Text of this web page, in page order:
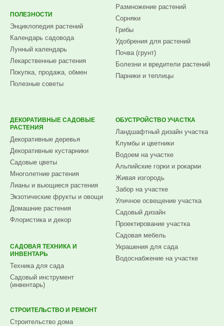
ПОЛЕЗНОСТИ
Энциклопедия растений
Календарь садовода
Лунный календарь
Лекарственные растения
Покупка, продажа, обмен
Полезные советы
Размножение растений
Сорняки
Грибы
Удобрения для растений
Почва (грунт)
Болезни и вредители растений
Парники и теплицы
ДЕКОРАТИВНЫЕ САДОВЫЕ
РАСТЕНИЯ
Декоративные деревья
Декоративные кустарники
Садовые цветы
Многолетние растения
Лианы и вьющиеся растения
Экзотические фрукты и овощи
Домашние растения
Флористика и декор
САДОВАЯ ТЕХНИКА И
ИНВЕНТАРЬ
Техника для сада
Садовый инструмент
(инвентарь)
ОБУСТРОЙСТВО УЧАСТКА
Ландшафтный дизайн участка
Клумбы и цветники
Водоем на участке
Альпийские горки и рокарии
Живая изгородь
Забор на участке
Уличное освещение участка
Садовый дизайн
Проектирование участка
Садовая мебель
Украшения для сада
Водоснабжение на участке
СТРОИТЕЛЬСТВО И РЕМОНТ
Строительство дома